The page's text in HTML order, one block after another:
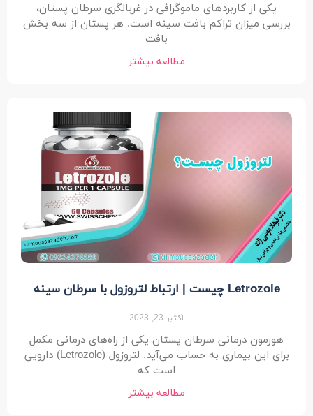
یکی از کاربردهای ماموگرافی در غربالگری سرطان پستان،
بررسی میزان تراکم بافت سینه است. هر پستان از سه بخش
بافت
مطالعه بیشتر
Letrozole چیست | ارتباط لتروزول با سرطان سینه
اکتبر 23, 2023
هورمون درمانی سرطان پستان یکی از راه‌های درمانی مکمل
برای این بیماری به حساب می‌آید. لتروزول (Letrozole) دارویی
است که
مطالعه بیشتر